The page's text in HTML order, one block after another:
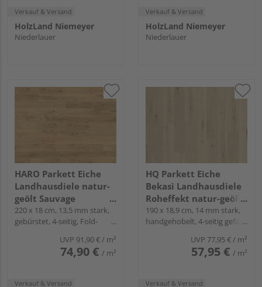
Verkauf & Versand
HolzLand Niemeyer
Niederlauer
Verkauf & Versand
HolzLand Niemeyer
Niederlauer
HARO Parkett Eiche
Landhausdiele natur-
geölt Sauvage
naturaLin plus - Serie
4000
220 x 18 cm, 13,5 mm stark,
gebürstet, 4-seitig, Fold-
UVP 91,90 €/ m²
74,90 € / m²
Verkauf & Versand
HQ Parkett Eiche
Bekasi Landhausdiele
Roheffekt natur-geölt -
Gealtert
190 x 18,9 cm, 14 mm stark,
handgehobelt, 4-seitig gefast,
UVP 77,95 €/ m²
57,95 € / m²
Verkauf & Versand